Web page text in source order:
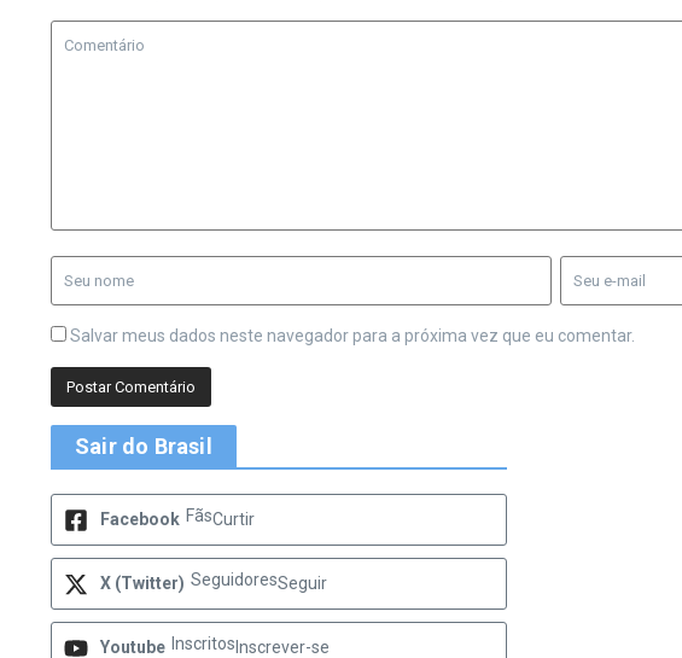
Salvar meus dados neste navegador para a próxima vez que eu comentar.
Sair do Brasil
Facebook FãsCurtir
X (Twitter) SeguidoresSeguir
Youtube Inscritos Inscrever-se